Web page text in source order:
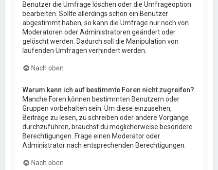
Benutzer die Umfrage löschen oder die Umfrageoption
bearbeiten. Sollte allerdings schon ein Benutzer
abgestimmt haben, so kann die Umfrage nur noch von
Moderatoren oder Administratoren geändert oder
gelöscht werden. Dadurch soll die Manipulation von
laufenden Umfragen verhindert werden.
Nach oben
Warum kann ich auf bestimmte Foren nicht zugreifen?
Manche Foren können bestimmten Benutzern oder
Gruppen vorbehalten sein. Um diese einzusehen,
Beiträge zu lesen, zu schreiben oder andere Vorgänge
durchzuführen, brauchst du möglicherweise besondere
Berechtigungen. Frage einen Moderator oder
Administrator nach entsprechenden Berechtigungen.
Nach oben